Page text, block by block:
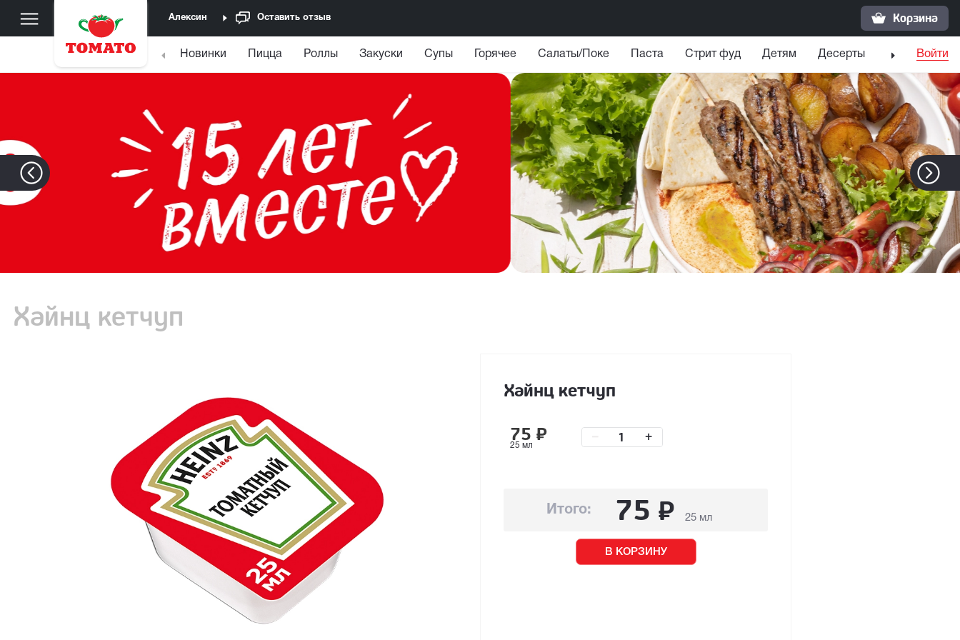
Алексин Оставить отзыв Корзина
Новинки Пицца Роллы Закуски Супы Горячее Салаты/Поке Паста Стрит фуд Детям Десерты НапиткиВойти
Хайнц кетчуп
Хайнц кетчуп
75 ₽
25 мл
+
Итого: 75 ₽ 25 мл
В КОРЗИНУ